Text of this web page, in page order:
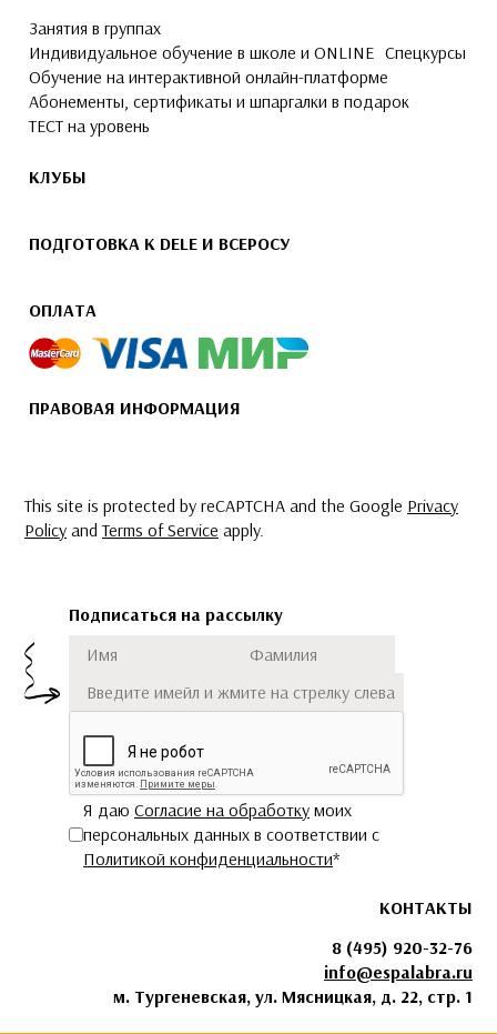
Занятия в группах
Индивидуальное обучение в школе и ONLINE Спецкурсы
Обучение на интерактивной онлайн-платформе
Абонементы, сертификаты и шпаргалки в подарок
ТЕСТ на уровень
КЛУБЫ
ПОДГОТОВКА К DELE И ВСЕРОСУ
ОПЛАТА
ПРАВОВАЯ ИНФОРМАЦИЯ
This site is protected by reCAPTCHA and the Google Privacy
Policy andTerms of Service apply.
Подписаться на рассылку
Имя
Фамилия
Я даю Согласие на обработку моих
персональных данных в соответствии с
Политикой конфиденциальности*
Подписаться
КОНТАКТЫ
8 (495) 920-32-76
info@espalabra.ru
м. Тургеневская, ул. Мясницкая, д. 22, стр. 1